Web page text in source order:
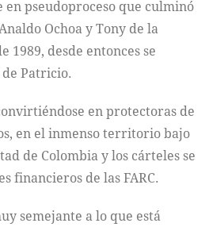
pseudoproceso que culminó
Ochoa y Tony de la
1989, desde entonces se
Patricio.
en protectoras de
en el inmenso territorio bajo
de Colombia y los cárteles se
financieros de las FARC.
semejante a lo que está